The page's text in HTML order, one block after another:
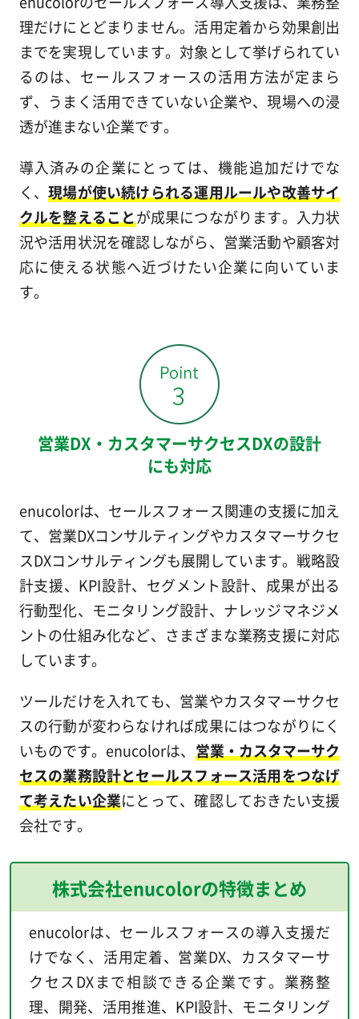
理だけにとどまりません。活用定着から効果創出
までを実現しています。対象として挙げられてい
るのは、セールスフォースの活用方法が定まら
ず、うまく活用できていない企業や、現場への浸
透が進まない企業です。
導入済みの企業にとっては、機能追加だけでな
く、現場が使い続けられる運用ルールや改善サイ
クルを整えることが成果につながります。入力状
況や活用状況を確認しながら、営業活動や顧客対
応に使える状態へ近づけたい企業に向いていま
す。
営業DX・カスタマーサクセスDXの設計
にも対応
enucolorは、セールスフォース関連の支援に加え
て、営業DXコンサルティングやカスタマーサクセ
スDXコンサルティングも展開しています。戦略設
計支援、KPI設計、セグメント設計、成果が出る
行動型化、モニタリング設計、ナレッジマネジメ
ントの仕組み化など、さまざまな業務支援に対応
しています。
ツールだけを入れても、営業やカスタマーサクセ
スの行動が変わらなければ成果にはつながりにく
いものです。enucolorは、 営業・カスタマーサク
セスの業務設計とセールスフォース活用をつなげ
て考えたい企業にとって、確認しておきたい支援
会社です。
株式会社enucolorの特徴まとめ
enucolorは、セールスフォースの導入支援だ
けでなく、活用定着、営業DX、カスタマーサ
クセスDXまで相談できる企業です。業務整
理、開発、活用推進、KPI設計、モニタリング